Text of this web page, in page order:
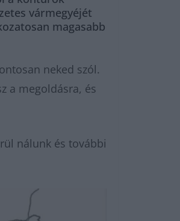
vármegyéjét
magasabb
neked szól.
a megoldásra, és
nálunk és további